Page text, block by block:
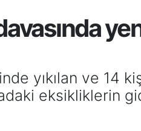
yıkılan ve 14
eksikliklerin